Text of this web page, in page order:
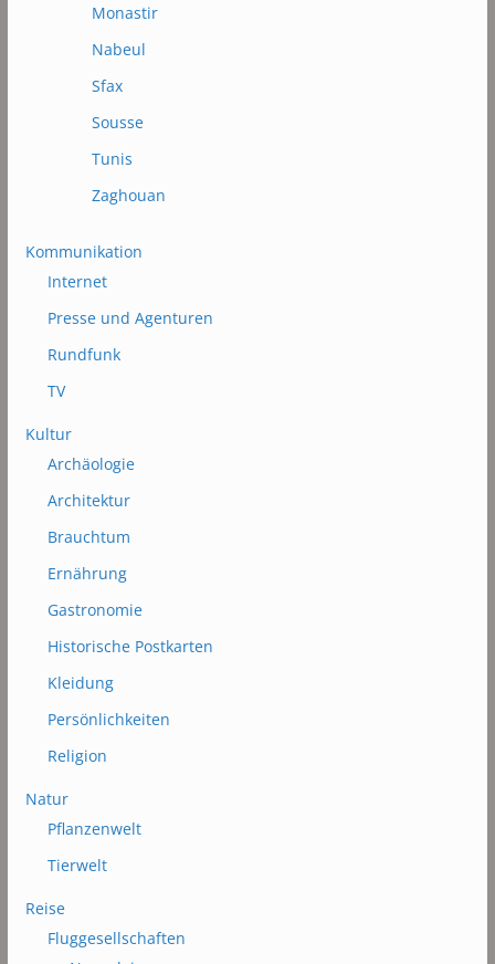
Monastir
Nabeul
Sfax
Sousse
Tunis
Zaghouan
Kommunikation
Internet
Presse und Agenturen
Rundfunk
TV
Kultur
Archäologie
Architektur
Brauchtum
Ernährung
Gastronomie
Historische Postkarten
Kleidung
Persönlichkeiten
Religion
Natur
Pflanzenwelt
Tierwelt
Reise
Fluggesellschaften